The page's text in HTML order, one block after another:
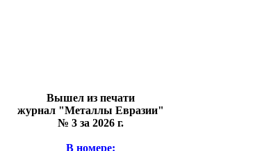
Вышел из печати
журнал "Металлы Евразии"
№ 3 за 2026 г.
В номере: